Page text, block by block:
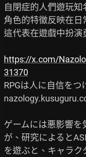
自閉症的人們遊玩知
角色的特徵反映在
這代表在遊戲中扮演
https://x.com/
31370
RPGは人に自信を
ゲームには悪影響
が、研究によると
を遊ぶと、キャラ